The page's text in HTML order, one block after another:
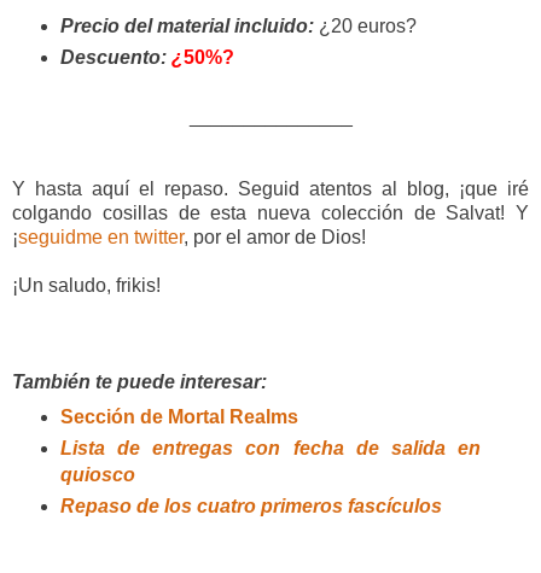
Precio del material incluido:¿20 euros?
Descuento: ¿50%?
Y hasta aquí el repaso. Seguid atentos al blog, ¡que iré
colgando cosillas de esta nueva colección de Salvat! Y
¡seguidme en twitter, por el amor de Dios!
¡Un saludo, frikis!
También te puede interesar:
Sección de Mortal Realms
Lista de entregas con fecha de salida en
quiosco
Repaso de los cuatro primeros fascículos